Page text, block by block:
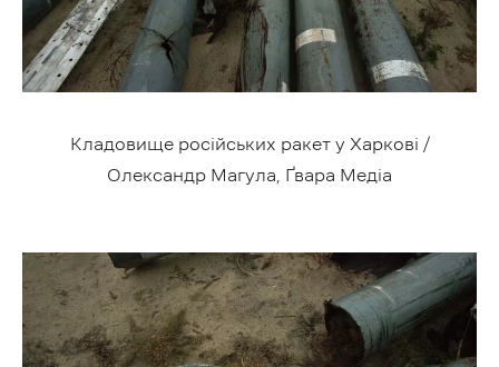
Кладовище російських ракет у Харкові /
Олександр Магула, Ґвара Медіа